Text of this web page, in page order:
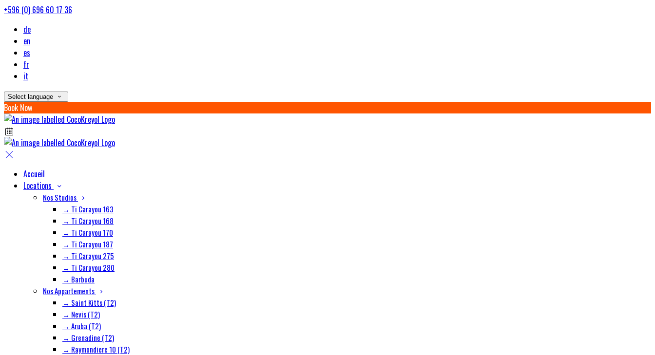
+596 (0) 696 60 17 36
de
en
es
fr
it
Select language
Book Now
Accueil
Locations
Nos Studios
→ Ti Carayou 163
→ Ti Carayou 168
→ Ti Carayou 170
→ Ti Carayou 187
→ Ti Carayou 275
→ Ti Carayou 280
→ Barbuda
Nos Appartements
→ Saint Kitts (T2)
→ Nevis (T2)
→ Aruba (T2)
→ Grenadine (T2)
→ Raymondiere 10 (T2)